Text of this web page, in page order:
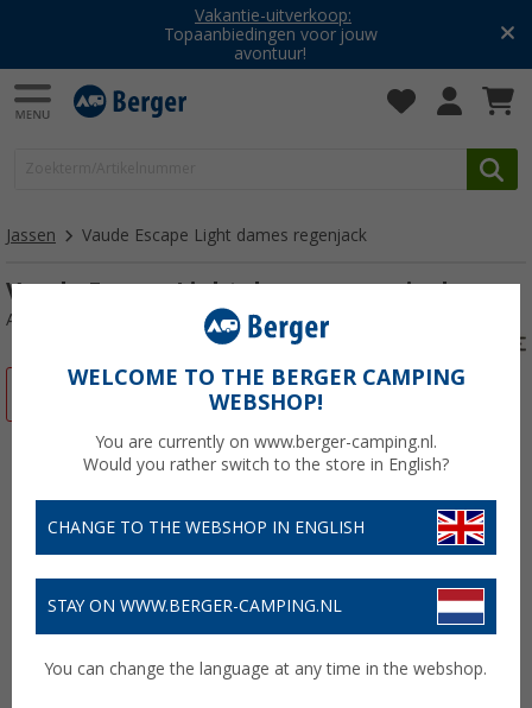
Vakantie-uitverkoop:
Topaanbiedingen voor jouw
avontuur!
Jassen Vaude Escape Light dames regenjack
Vaude Escape Light dames regenjack
Artikelnr: 65575248
WELCOME TO THE BERGER CAMPING
WEBSHOP!
You are currently on www.berger-camping.nl.
Would you rather switch to the store in English?
CHANGE TO THE WEBSHOP IN ENGLISH
STAY ON WWW.BERGER-CAMPING.NL
You can change the language at any time in the webshop.